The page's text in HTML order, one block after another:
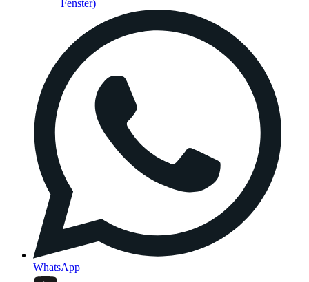
Fenster)
WhatsApp